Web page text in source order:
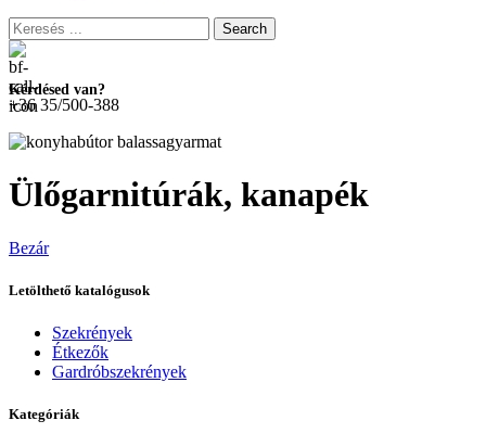
Search
Kérdésed van?
+36 35/500-388
Ülőgarnitúrák, kanapék
Bezár
Letölthető katalógusok
Szekrények
Étkezők
Gardróbszekrények
Kategóriák